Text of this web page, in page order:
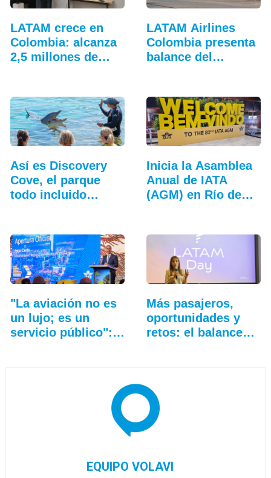
LATAM crece en
Colombia: alcanza
2,5 millones de…
LATAM Airlines
Colombia presenta
balance del
Así es Discovery
Cove, el parque
todo incluido
Inicia la Asamblea
Anual de IATA
(AGM) en Río de
"La aviación no es
un lujo; es un
servicio público":…
Más pasajeros,
oportunidades y
retos: el balance…
EQUIPO VOLAVI